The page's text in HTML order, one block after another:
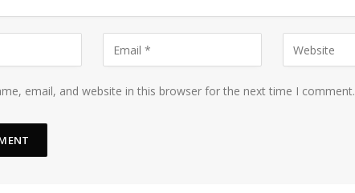
email, and website in this browser for the next time I comment.